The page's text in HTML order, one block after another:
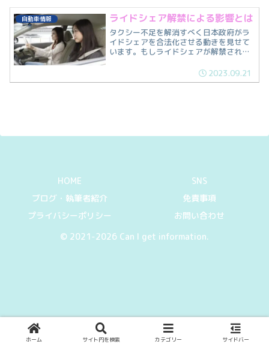
自動車情報 ライドシェア解禁による影響とは
タクシー不足を解消すべく日本政府がラ
イドシェアを合法化させる動きを見せて
います。もしライドシェアが解禁された
2023.09.21
HOME
SNS
ブログ・執筆者紹介
免責事項
プライバシーポリシー
お問い合わせ
© 2021-2026 Can I get information.
ホーム サイト内を検索 カテゴリー サイドバー